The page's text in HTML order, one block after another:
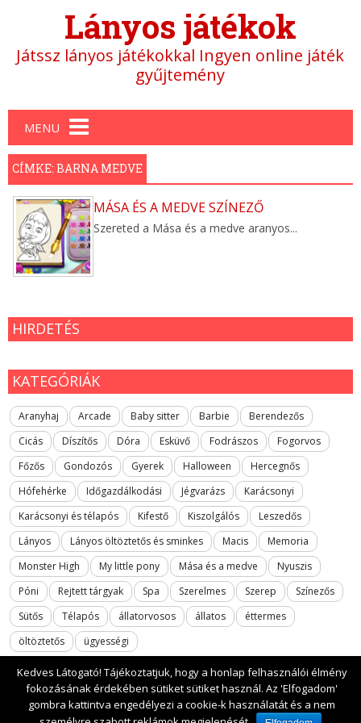
Lányos játékok
Játssz lányos játékokkal Ingyen online játék
gyűjtemény
Main menu
MENU
CÍMKE: BARNA MEDVE
MÁSA ÉS A MEDVE SZÍNEZŐ
Szereted a Mása és a medve aranyos...
HIRDETÉS
KATEGÓRIÁK
Aranyhaj Arcade Baby sitter Barbie
Berendezős
Cicás
Díszítős Dóra Esküvő Fodrászos
Fogorvos
Főzős
Gondozós Gyerek Halloween
Hercegnős
Hófehérke
Időgazdálkodási Jégvarázs
Karácsonyi
Karácsonyi és télapós
Kifestő Kiszolgálós
Leszedős
Lányos
Lányos öltöztetős és sminkes Macis
Memoria
Monster High
My little pony Mása és a medve
Nyuszis
Póni
Rejtett tárgyak Spa Szerelmes Szerep
Színezős
Sütős
Télapós állatorvosos állatos
éttermes
öltöztetős
ügyességi
2017 All rights reserved. lanyosjatekok.gyerekfilmek.hu
Kedves Látogató! Tájékoztatjuk, hogy a honlap felhasználói élmény
fokozásának érdekében sütiket sütiket használ. Az 'Elfogadom'
gombra kattintva engedélyezi a cookie-k használatát és a nem